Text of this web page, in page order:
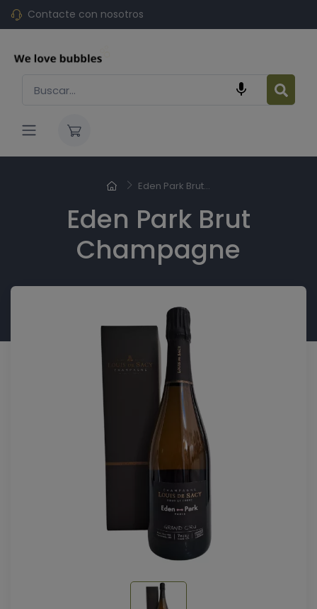
Contacte con nosotros

Eden Park Brut...
Eden Park Brut
Champagne